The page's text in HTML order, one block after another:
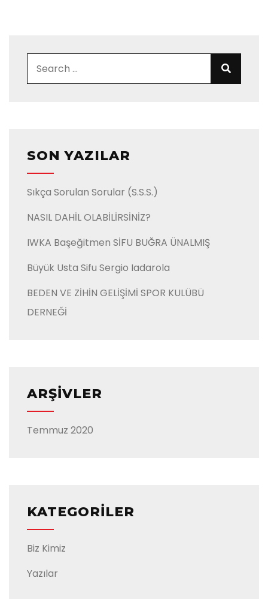
Search for: Search
SON YAZILAR
Sıkça Sorulan Sorular (S.S.S.)
NASIL DAHİL OLABİLİRSİNİZ?
IWKA Başeğitmen SİFU BUĞRA ÜNALMIŞ
Büyük Usta Sifu Sergio Iadarola
BEDEN VE ZİHİN GELİŞİMİ SPOR KULÜBÜ
DERNEĞİ
ARŞIVLER
Temmuz 2020
KATEGORILER
Biz Kimiz
Yazılar